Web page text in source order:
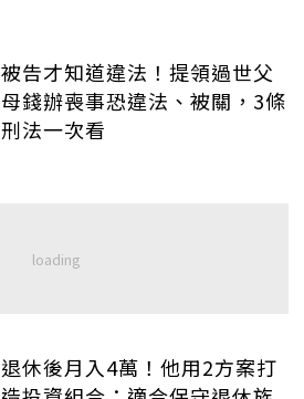
被告才知道違法！提領過世父
母錢辦喪事恐違法、被關，3條
刑法一次看
退休後月入4萬！他用2方案打